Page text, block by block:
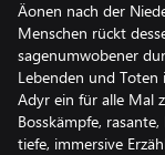
Äonen nach der
Menschen rückt
sagenumwobener
Lebenden und Toten
Adyr ein für alle Mal
Bosskämpfe,
tiefe, immersive